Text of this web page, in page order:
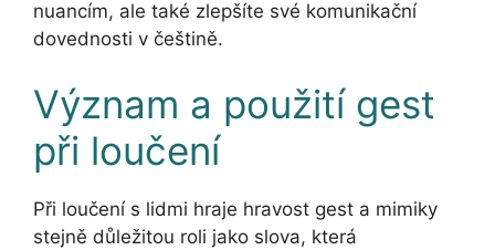
nuancím, ale také zlepšíte své komunikační
dovednosti v češtině.
Význam a použití gest
při loučení
Při loučení s lidmi hraje hravost gest a mimiky
stejně důležitou roli jako slova, která